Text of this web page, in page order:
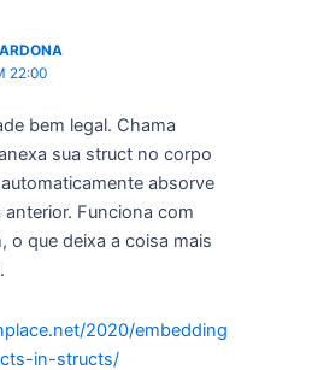
22:00
bem legal. Chama
sua struct no corpo
absorve
Funciona com
o que deixa a coisa mais
2020/embedding
in-structs/